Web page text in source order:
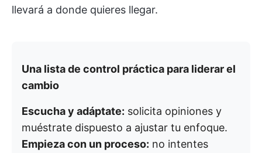
llevará a donde quieres llegar.
Una lista de control práctica para liderar el
cambio
Escucha y adáptate: solicita opiniones y
muéstrate dispuesto a ajustar tu enfoque.
Empieza con un proceso: no intentes